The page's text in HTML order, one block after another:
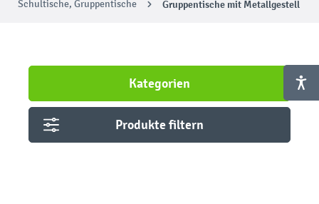
Schultische, Gruppentische
Gruppentische mit Metallgestell
Kategorien
Produkte filtern